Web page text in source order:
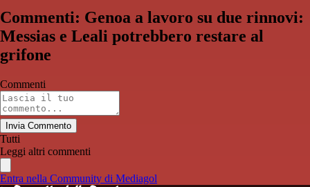
Commenti: Genoa a lavoro su due rinnovi:
Messias e Leali potrebbero restare al
grifone
Commenti
Invia Commento
Tutti
Leggi altri commenti
Entra nella Community di Mediagol